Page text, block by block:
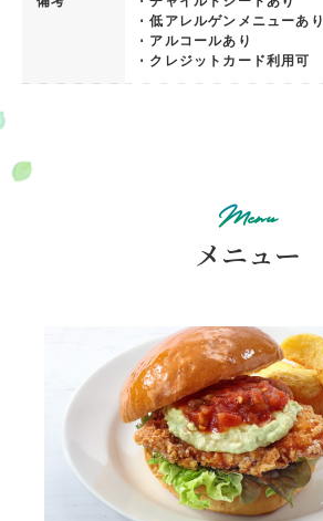
⋅ 低アレルゲンメニューあり
⋅ アルコールあり
⋅ クレジットカード利用可
Menu
メニュー